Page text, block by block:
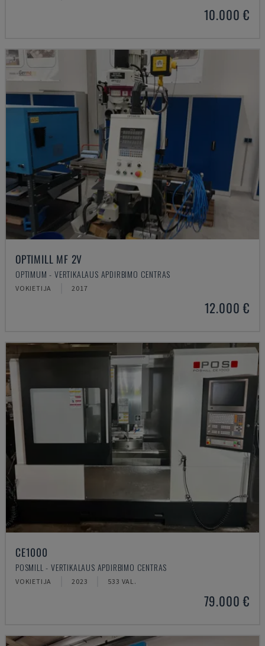
10.000 €
OPTIMILL MF 2V
OPTIMUM - VERTIKALAUS APDIRBIMO CENTRAS
VOKIETIJA 2017
12.000 €
CE1000
POSMILL - VERTIKALAUS APDIRBIMO CENTRAS
VOKIETIJA 2023 533 VAL.
79.000 €